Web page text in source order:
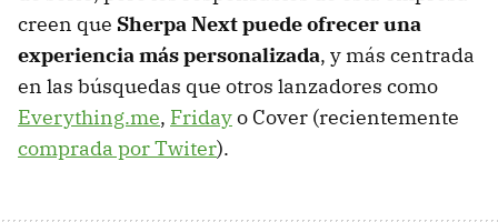
creen que Sherpa Next puede ofrecer una
experiencia más personalizada, y más centrada
en las búsquedas que otros lanzadores como
Everything.me, Fridayo Cover (recientemente
comprada por Twiter).